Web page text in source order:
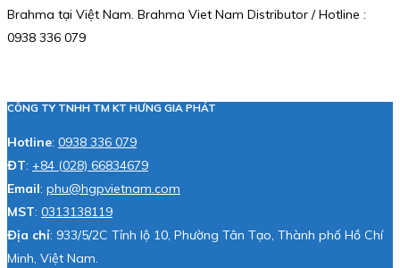
Brahma tại Việt Nam. Brahma Viet Nam Distributor / Hotline :
0938 336 079
CÔNG TY TNHH TM KT HƯNG GIA PHÁT
Hotline: 0938 336 079
ĐT: +84 (028) 66834679
Email: phu@hgpvietnam.com
MST: 0313138119
Địa chỉ: 933/5/2C Tỉnh lộ 10, Phường Tân Tạo, Thành phố Hồ Chí
Minh, Việt Nam.